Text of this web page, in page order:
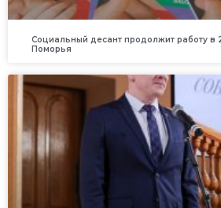
Социальный десант продолжит работу в
Поморья